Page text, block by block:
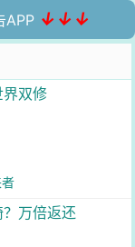
APP ↓↓↓
双修
万倍返还